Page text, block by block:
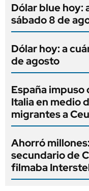
Dólar blue hoy:
sábado 8 de
Dólar hoy: a
de agosto
España
Italia en medio
migrantes a
Ahorró
secundario de
filmaba